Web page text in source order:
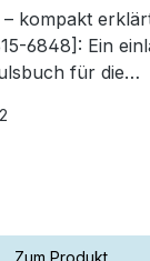
erklärt „G mit“
6848]: Ein
für die
Zum Produkt